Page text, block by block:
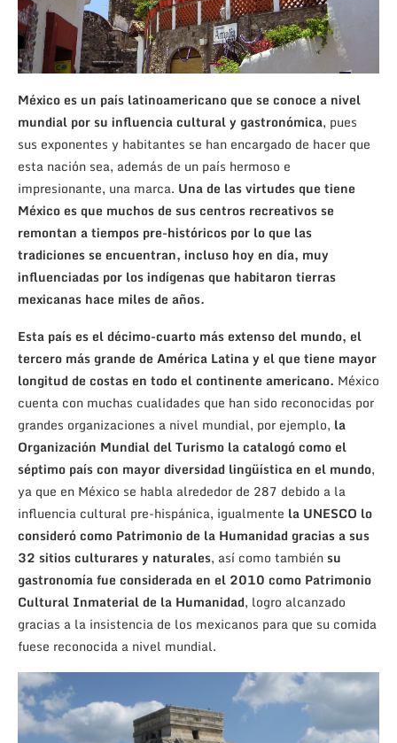
México es un país latinoamericano que se conoce a nivel
mundial por su influencia cultural y gastronómica, pues
sus exponentes y habitantes se han encargado de hacer que
esta nación sea, además de un país hermoso e
impresionante, una marca. Una de las virtudes que tiene
México es que muchos de sus centros recreativos se
remontan a tiempos pre-históricos por lo que las
tradiciones se encuentran, incluso hoy en día, muy
influenciadas por los indígenas que habitaron tierras
mexicanas hace miles de años.
Esta país es el décimo-cuarto más extenso del mundo, el
tercero más grande de América Latina y el que tiene mayor
longitud de costas en todo el continente americano. México
cuenta con muchas cualidades que han sido reconocidas por
grandes organizaciones a nivel mundial, por ejemplo, la
Organización Mundial del Turismo la catalogó como el
séptimo país con mayor diversidad lingüística en el mundo,
ya que en México se habla alrededor de 287 debido a la
influencia cultural pre-hispánica, igualmente la UNESCO lo
consideró como Patrimonio de la Humanidad gracias a sus
32 sitios culturares y naturales, así como tambiénsu
gastronomía fue considerada en el 2010 como Patrimonio
Cultural Inmaterial de la Humanidad, logro alcanzado
gracias a la insistencia de los mexicanos para que su comida
fuese reconocida a nivel mundial.